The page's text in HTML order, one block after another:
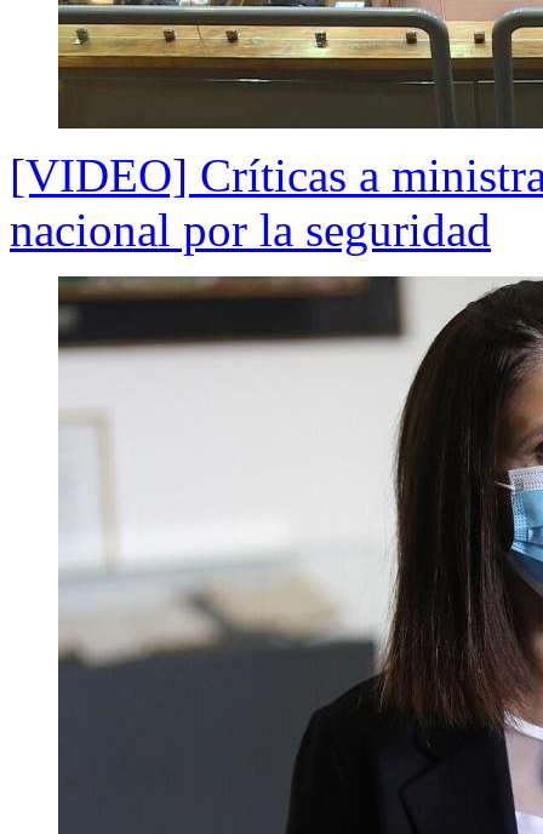
[VIDEO] Críticas a
nacional por la seguridad